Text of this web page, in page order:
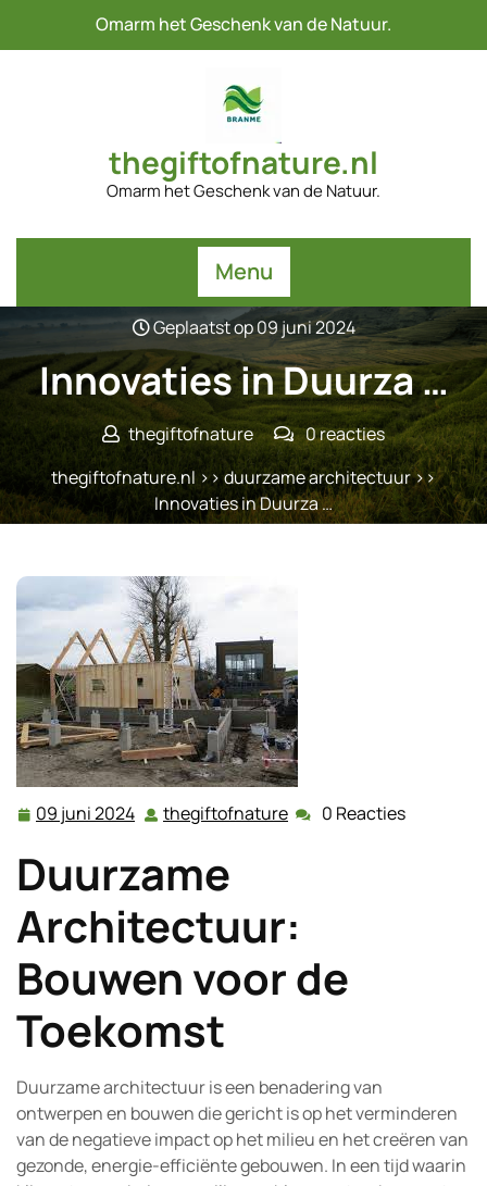
Omarm het Geschenk van de Natuur.
thegiftofnature.nl
Omarm het Geschenk van de Natuur.
Menu
Geplaatst op 09 juni 2024
Innovaties in Duurza …
thegiftofnature
0 reacties
thegiftofnature.nl >>duurzame architectuur>>
Innovaties in Duurza …
09 juni 2024 09
2024
thegiftofnature thegiftofnature
0 Reacties
Duurzame
Architectuur:
Bouwen voor de
Toekomst
Duurzame architectuur is een benadering van
ontwerpen en bouwen die gericht is op het verminderen
van de negatieve impact op het milieu en het creëren van
gezonde, energie-efficiënte gebouwen. In een tijd waarin